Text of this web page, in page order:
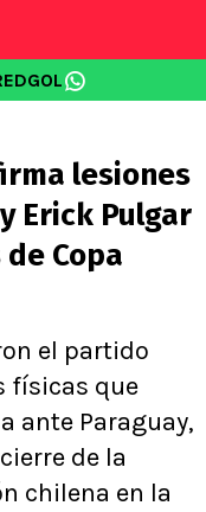
lesiones
Erick Pulgar
Copa
el partido
físicas que
ante Paraguay,
de la
chilena en la